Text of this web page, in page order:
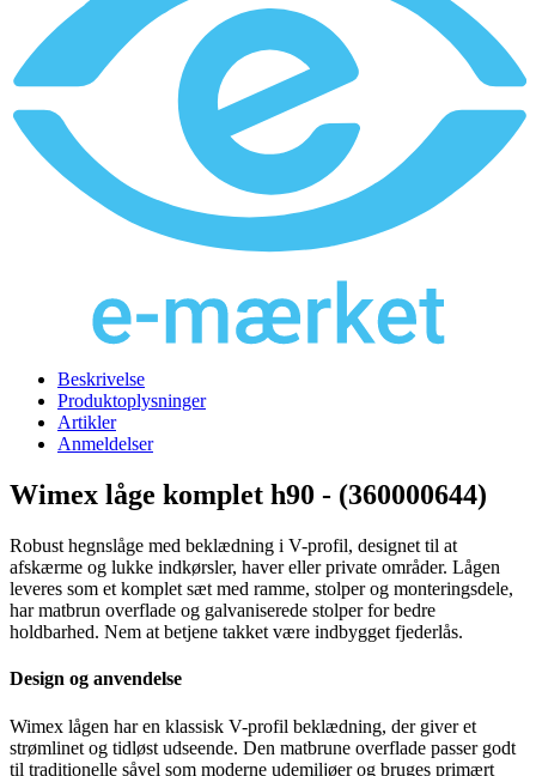
Beskrivelse
Produktoplysninger
Artikler
Anmeldelser
Wimex låge komplet h90 - (360000644)
Robust hegnslåge med beklædning i V-profil, designet til at
afskærme og lukke indkørsler, haver eller private områder. Lågen
leveres som et komplet sæt med ramme, stolper og monteringsdele,
har matbrun overflade og galvaniserede stolper for bedre
holdbarhed. Nem at betjene takket være indbygget fjederlås.
Design og anvendelse
Wimex lågen har en klassisk V-profil beklædning, der giver et
strømlinet og tidløst udseende. Den matbrune overflade passer godt
til traditionelle såvel som moderne udemiljøer og bruges primært